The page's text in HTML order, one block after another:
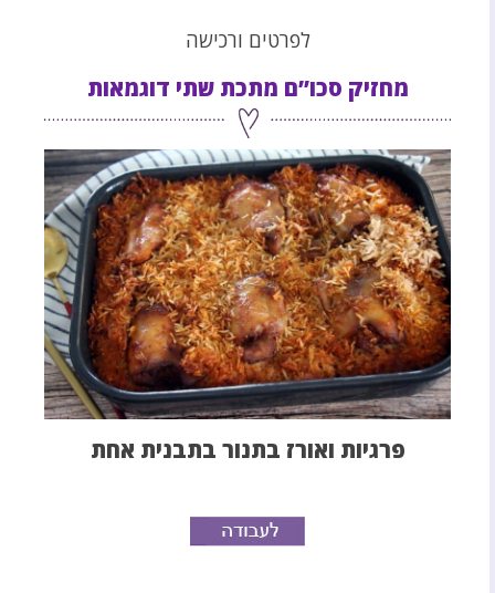
לפרטים ורכישה
מחזיק סכו”ם מתכת שתי דוגמאות
פרגיות ואורז בתנור בתבנית אחת